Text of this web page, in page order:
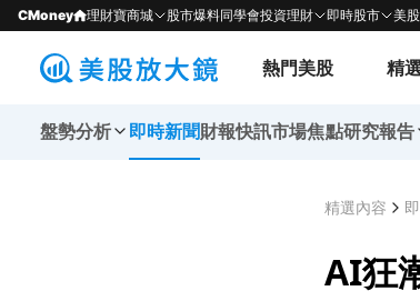
CMoney 理財寶商城 股市爆料同學會投資理財 即時股市 美
熱門美股 精
盤勢分析 即時新聞財報快訊市場焦點研究報告
精選內容
AI狂